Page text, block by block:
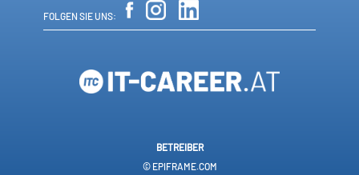
FOLGEN SIE UNS:
BETREIBER
© EPIFRAME.COM